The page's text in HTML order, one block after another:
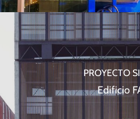
PROYECTO
Edificio